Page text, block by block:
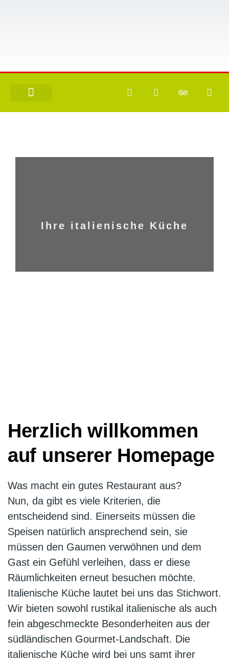
Ihre italienische Küche
Herzlich willkommen
auf unserer Homepage
Was macht ein gutes Restaurant aus?
Nun, da gibt es viele Kriterien, die
entscheidend sind. Einerseits müssen die
Speisen natürlich ansprechend sein, sie
müssen den Gaumen verwöhnen und dem
Gast ein Gefühl verleihen, dass er diese
Räumlichkeiten erneut besuchen möchte.
Italienische Küche lautet bei uns das Stichwort.
Wir bieten sowohl rustikal italienische als auch
fein abgeschmeckte Besonderheiten aus der
südländischen Gourmet-Landschaft. Die
italienische Küche wird bei uns samt ihrer